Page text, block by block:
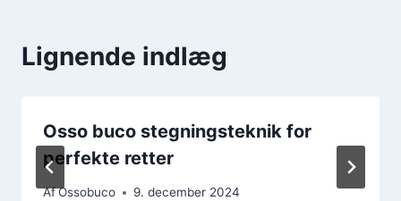
Lignende indlæg
Osso buco stegningsteknik for
perfekte retter
AfOssobuco 9. december 2024